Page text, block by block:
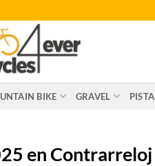
BIKE GRAVEL PISTA
en Contrarreloj